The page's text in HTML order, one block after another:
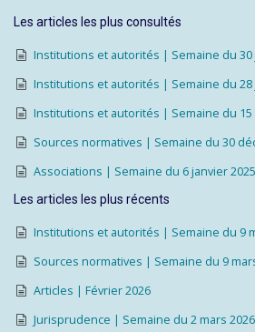
Les articles les plus consultés
Institutions et autorités | Semaine du 30
Institutions et autorités | Semaine du 28
Institutions et autorités | Semaine du 15
Sources normatives | Semaine du 30
Associations | Semaine du 6 janvier 2025
Les articles les plus récents
Institutions et autorités | Semaine du 9
Sources normatives | Semaine du 9
Articles | Février 2026
Jurisprudence | Semaine du 2 mars 2026